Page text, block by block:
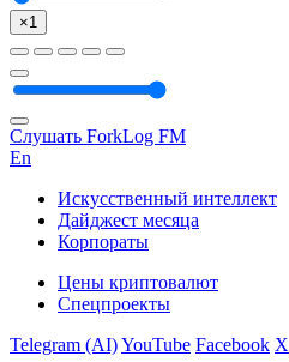
×1
Слушать ForkLog FM
En
Искусственный интеллект
Дайджест месяца
Корпораты
Цены криптовалют
Спецпроекты
Telegram (AI)YouTube Facebook X